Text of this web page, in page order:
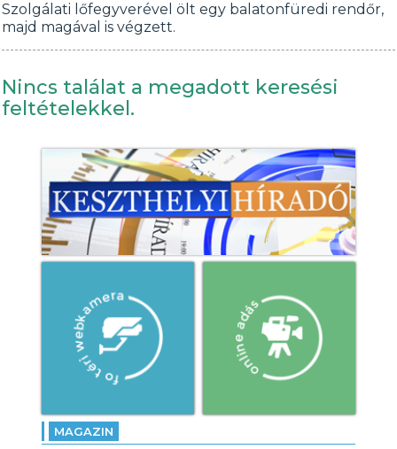
Szolgálati lőfegyverével ölt egy balatonfüredi rendőr,
majd magával is végzett.
Nincs találat a megadott keresési
feltételekkel.
MAGAZIN